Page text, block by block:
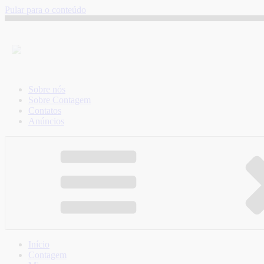
Pular para o conteúdo
Sobre nós
Sobre Contagem
Contatos
Anúncios
Início
Contagem